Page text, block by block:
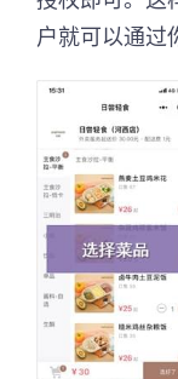
户就可以通过